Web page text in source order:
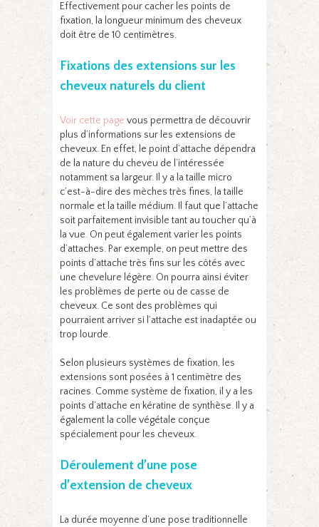
Effectivement pour cacher les points de
fixation, la longueur minimum des cheveux
doit être de 10 centimètres.
Fixations des extensions sur les
cheveux naturels du client
Voir cette page vous permettra de découvrir
plus d’informations sur les extensions de
cheveux. En effet, le point d’attache dépendra
de la nature du cheveu de l’intéressée
notamment sa largeur. Il y a la taille micro
c’est-à-dire des mèches très fines, la taille
normale et la taille médium. Il faut que l’attache
soit parfaitement invisible tant au toucher qu’à
la vue. On peut également varier les points
d’attaches. Par exemple, on peut mettre des
points d’attache très fins sur les côtés avec
une chevelure légère. On pourra ainsi éviter
les problèmes de perte ou de casse de
cheveux. Ce sont des problèmes qui
pourraient arriver si l’attache est inadaptée ou
trop lourde.
Selon plusieurs systèmes de fixation, les
extensions sont posées à 1 centimètre des
racines. Comme système de fixation, il y a les
points d’attache en kératine de synthèse. Il y a
également la colle végétale conçue
spécialement pour les cheveux.
Déroulement d’une pose
d’extension de cheveux
La durée moyenne d’une pose traditionnelle